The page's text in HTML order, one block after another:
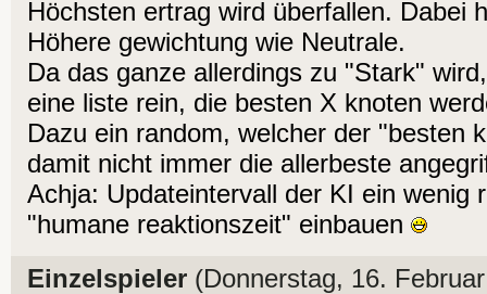
Höchsten ertrag wird überfallen. Dabei
Höhere gewichtung wie Neutrale.
Da das ganze allerdings zu "Stark"
eine liste rein, die besten X knoten
Dazu ein random, welcher der "besten
damit nicht immer die allerbeste
Achja: Updateintervall der KI ein wenig
"humane reaktionszeit" einbauen
Einzelspieler (Donnerstag, 16.